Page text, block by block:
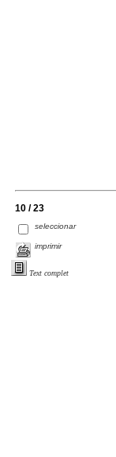
10 / 23
seleccionar
imprimir
Text complet